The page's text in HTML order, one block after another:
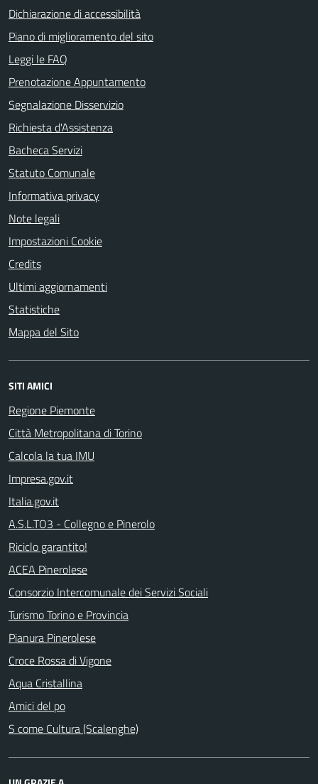
Dichiarazione di accessibilità
Piano di miglioramento del sito
Leggi le FAQ
Prenotazione Appuntamento
Segnalazione Disservizio
Richiesta d'Assistenza
Bacheca Servizi
Statuto Comunale
Informativa privacy
Note legali
Impostazioni Cookie
Credits
Ultimi aggiornamenti
Statistiche
Mappa del Sito
SITI AMICI
Regione Piemonte
Città Metropolitana di Torino
Calcola la tua IMU
Impresa.gov.it
Italia.gov.it
A.S.L.TO3 - Collegno e Pinerolo
Riciclo garantito!
ACEA Pinerolese
Consorzio Intercomunale dei Servizi Sociali
Turismo Torino e Provincia
Pianura Pinerolese
Croce Rossa di Vigone
Aqua Cristallina
Amici del po
S come Cultura (Scalenghe)